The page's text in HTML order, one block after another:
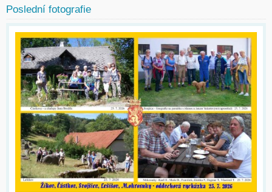
Poslední fotografie